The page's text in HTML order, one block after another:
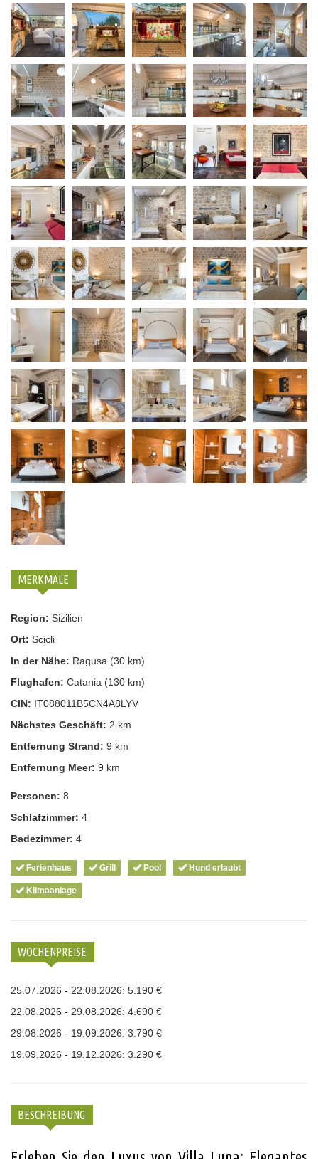
MERKMALE
Region: Sizilien
Ort: Scicli
In der Nähe: Ragusa (30 km)
Flughafen: Catania (130 km)
CIN: IT088011B5CN4A8LYV
Nächstes Geschäft: 2 km
Entfernung Strand: 9 km
Entfernung Meer: 9 km
Personen: 8
Schlafzimmer: 4
Badezimmer: 4
Ferienhaus Grill Pool Hund erlaubt
Klimaanlage
WOCHENPREISE
25.07.2026 - 22.08.2026: 5.190 €
22.08.2026 - 29.08.2026: 4.690 €
29.08.2026 - 19.09.2026: 3.790 €
19.09.2026 - 19.12.2026: 3.290 €
BESCHREIBUNG